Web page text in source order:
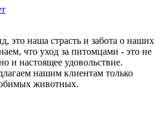
это наша страсть и забота о наших
что уход за питомцами - это не
и настоящее удовольствие.
нашим клиентам только
животных.